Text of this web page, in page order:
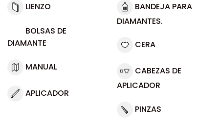
LIENZO
BOLSAS DE
DIAMANTE
MANUAL
APLICADOR
BANDEJA PARA
DIAMANTES.
CERA
CABEZAS DE
APLICADOR
PINZAS